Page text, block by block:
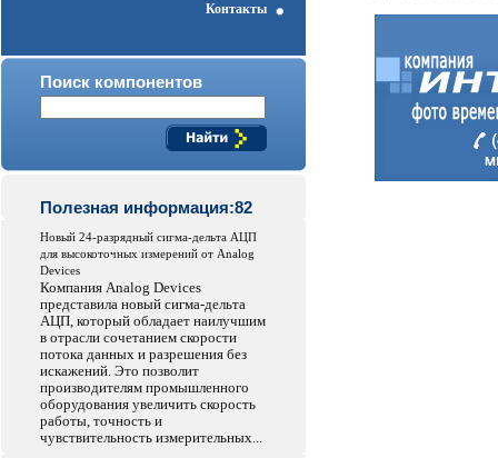
Контакты
Поиск компонентов
Полезная информация:82
Новый 24-разрядный сигма-дельта АЦП
для высокоточных измерений от Analog
Devices
Компания Analog Devices
представила новый сигма-дельта
АЦП, который обладает наилучшим
в отрасли сочетанием скорости
потока данных и разрешения без
искажений. Это позволит
производителям промышленного
оборудования увеличить скорость
работы, точность и
чувствительность измерительных...